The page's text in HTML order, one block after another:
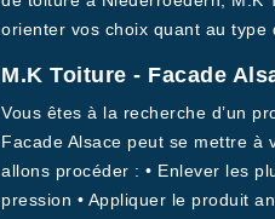
orienter vos choix quant au type
M.K Toiture - Facade
Vous êtes à la recherche d’un
Facade Alsace peut se mettre à
allons procéder : • Enlever les
pression • Appliquer le produit